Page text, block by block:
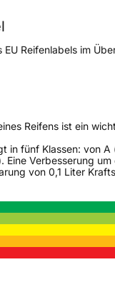
kg
Plus AS
EU Reifenlabels im
Reifens ist ein
in fünf Klassen: von A
Eine Verbesserung
von 0,1 Liter